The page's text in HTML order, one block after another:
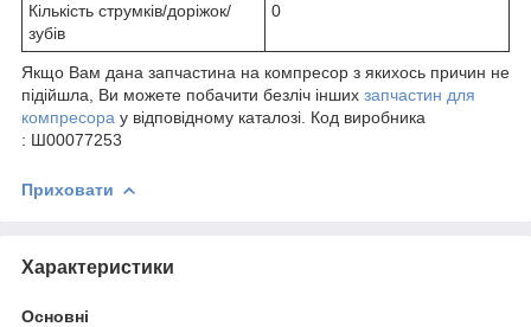
Кількість струмків/доріжок/
зубів
0
Якщо Вам дана запчастина на компресор з якихось причин не
підійшла, Ви можете побачити безліч інших запчастин для
компресора у відповідному каталозі. Код виробника
: Ш00077253
Приховати
Характеристики
Основні